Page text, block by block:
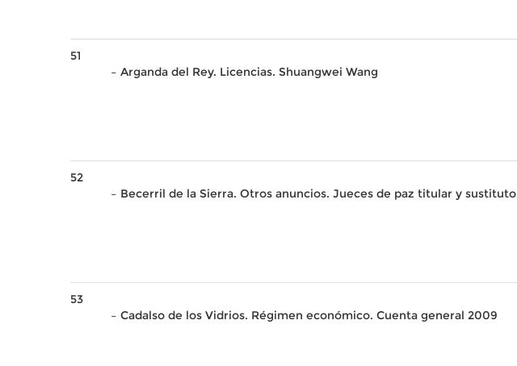
51
– Arganda del Rey. Licencias. Shuangwei Wang
52
– Becerril de la Sierra. Otros anuncios. Jueces de paz titular y sustituto
53
– Cadalso de los Vidrios. Régimen económico. Cuenta general 2009